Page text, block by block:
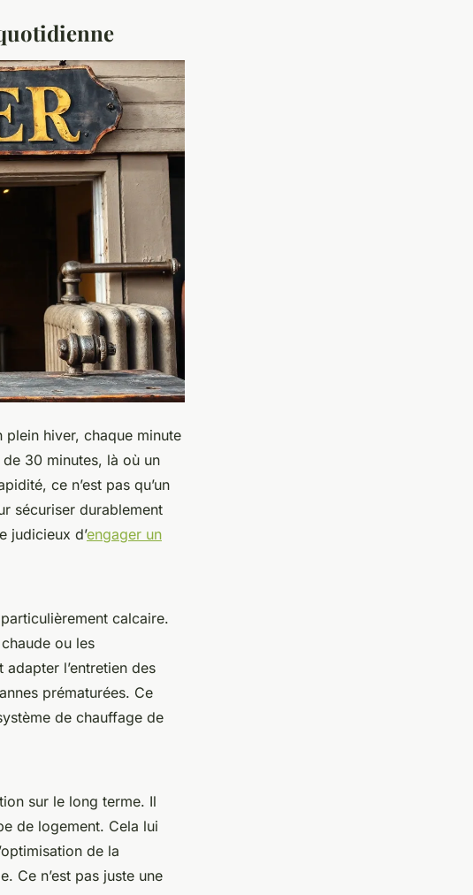
plein hiver, chaque minute
30 minutes, là où un
ce n’est pas qu’un
sécuriser durablement
judicieux d’engager un
calcaire.
ou les
l’entretien des
prématurées. Ce
de chauffage de
sur le long terme. Il
de logement. Cela lui
de la
Ce n’est pas juste une